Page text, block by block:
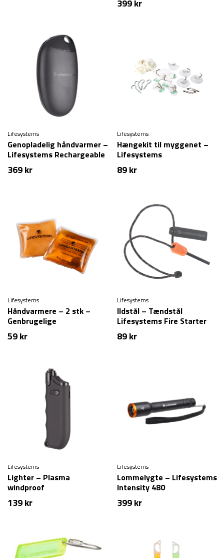
399kr
Lifesystems
Genopladelig håndvarmer –
Lifesystems Rechargeable
Hand Warmer
369kr
Lifesystems
Hængekit til myggenet –
Lifesystems
89kr
Lifesystems
Håndvarmere – 2 stk –
Genbrugelige
59kr
Lifesystems
Ildstål – Tændstål
Lifesystems Fire Starter
89kr
Lifesystems
Lighter – Plasma
windproof
139kr
Lifesystems
Lommelygte – Lifesystems
Intensity 480
399kr